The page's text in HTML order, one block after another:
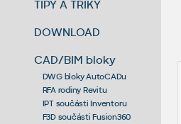
TIPY A TRIKY
DOWNLOAD
CAD/BIM bloky
DWG bloky AutoCADu
RFA rodiny Revitu
IPT součásti Inventoru
F3D součásti Fusion360